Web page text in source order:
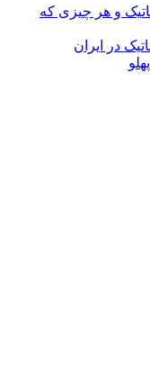
و هر چیزی که
در ایران